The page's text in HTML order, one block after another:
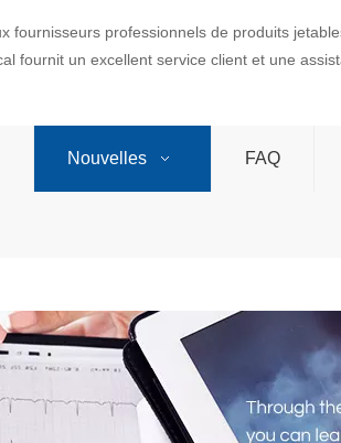
fournisseurs professionnels de produits
fournit un excellent service client et une
Nouvelles FAQ